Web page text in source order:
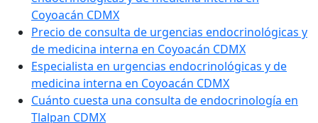
Coyoacán CDMX
Precio de consulta de urgencias endocrinológicas y
de medicina interna en Coyoacán CDMX
Especialista en urgencias endocrinológicas y de
medicina interna en Coyoacán CDMX
Cuánto cuesta una consulta de endocrinología en
Tlalpan CDMX